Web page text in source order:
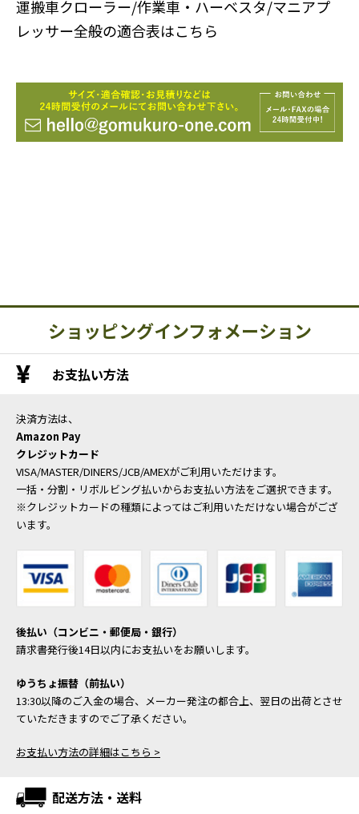
運搬車クローラー/作業車・ハーベスタ/マニアプ
レッサー全般の適合表はこちら
ショッピングインフォメーション
お支払い方法
決済方法は、
Amazon Pay
クレジットカード
VISA/MASTER/DINERS/JCB/AMEXがご利用いただけます。
一括・分割・リボルビング払いからお支払い方法をご選択できます。
※クレジットカードの種類によってはご利用いただけない場合がござ
います。
後払い（コンビニ・郵便局・銀行）
請求書発行後14日以内にお支払いをお願いします。
ゆうちょ振替（前払い）
13:30以降のご入金の場合、メーカー発注の都合上、翌日の出荷とさせ
ていただきますのでご了承ください。
お支払い方法の詳細はこちら >
配送方法・送料